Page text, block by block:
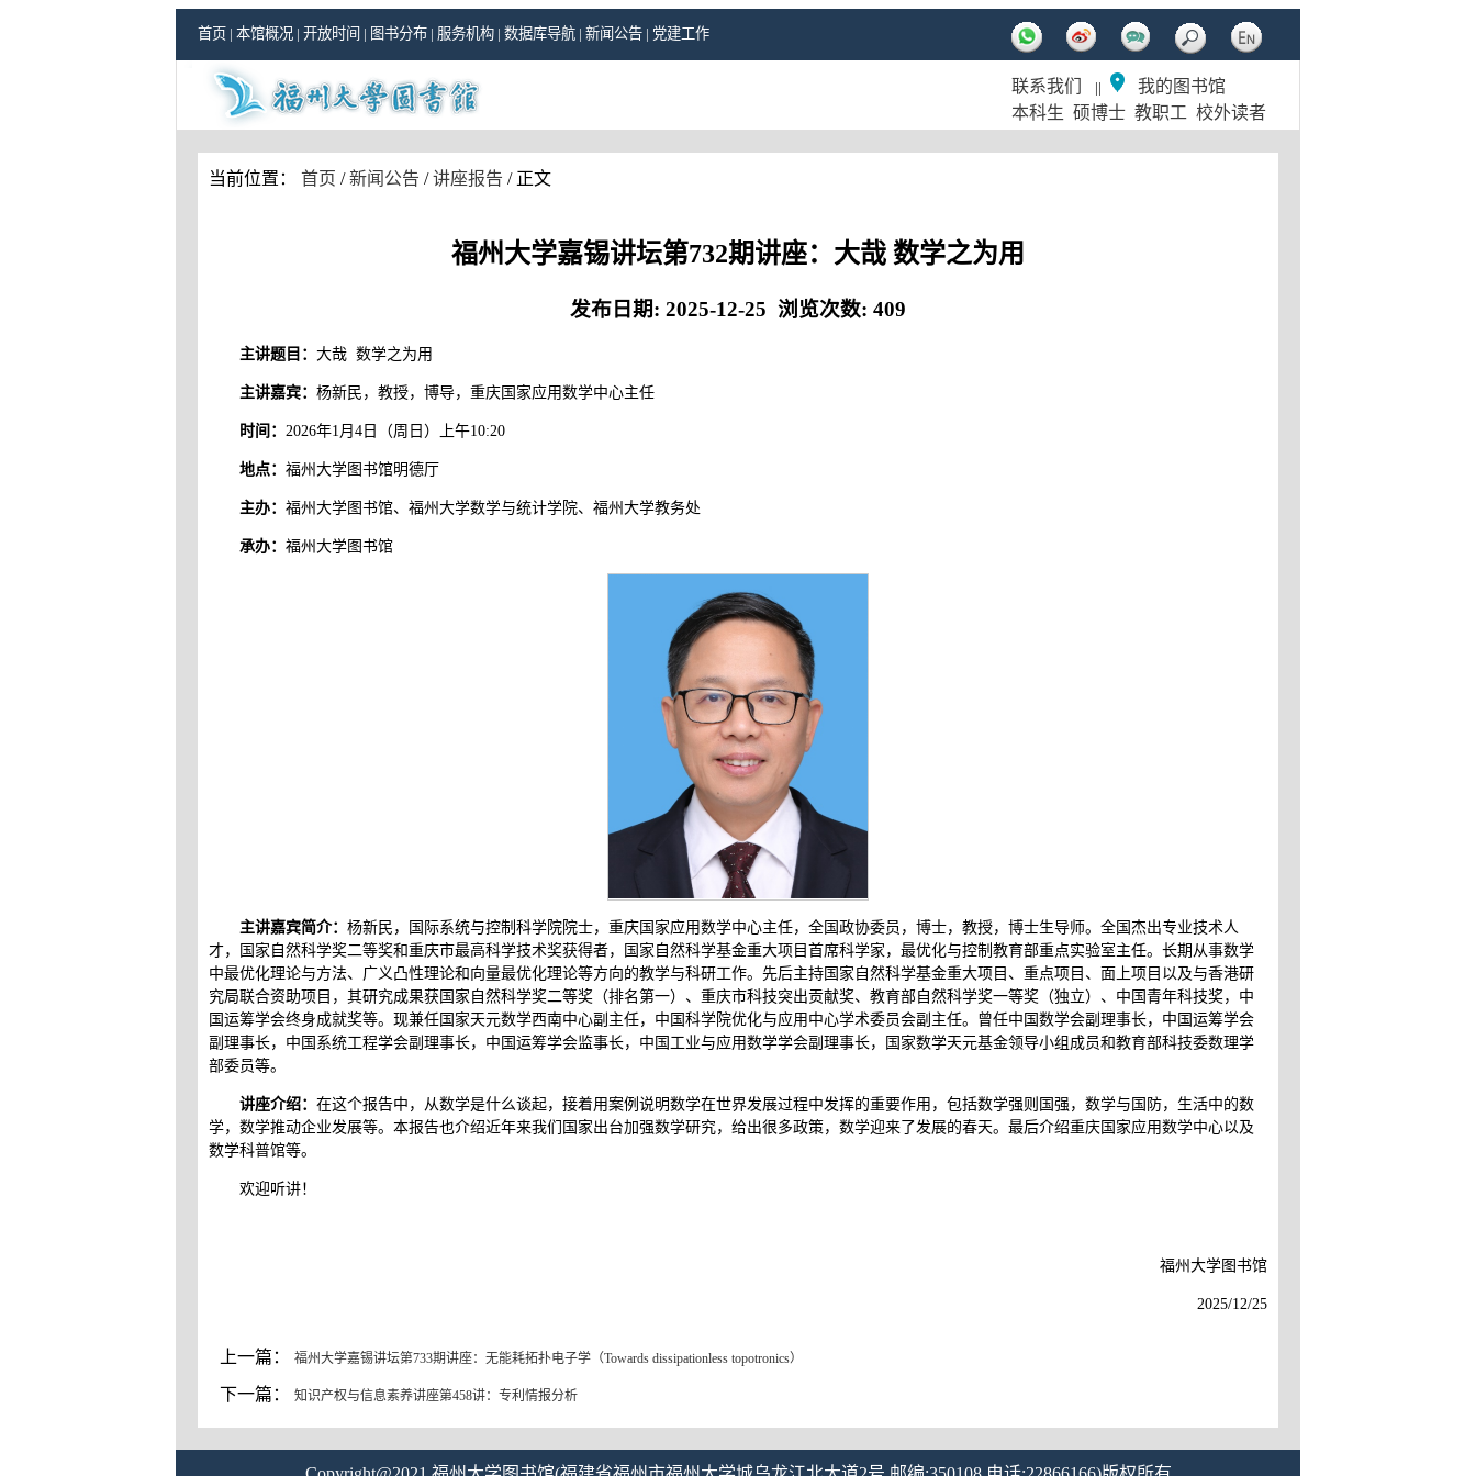
首页 | 本馆概况 | 开放时间 | 图书分布 | 服务机构 | 数据库导航 | 新闻公告 | 党建工作
联系我们 ||
我的图书馆
本科生 硕博士 教职工 校外读者
当前位置： 首页 /新闻公告 /讲座报告 / 正文
福州大学嘉锡讲坛第732期讲座：大哉 数学之为用
发布日期: 2025-12-25 浏览次数: 409
主讲题目： 大哉 数学之为用
主讲嘉宾： 杨新民，教授，博导，重庆国家应用数学中心主任
时间： 2026年1月4日（周日）上午10:20
地点： 福州大学图书馆明德厅
主办： 福州大学图书馆、福州大学数学与统计学院、福州大学教务处
承办： 福州大学图书馆
主讲嘉宾简介： 杨新民，国际系统与控制科学院院士，重庆国家应用数学中心主任，全国政协委员，博士，教授，博士生导师。全国杰出专业技术人
才，国家自然科学奖二等奖和重庆市最高科学技术奖获得者，国家自然科学基金重大项目首席科学家，最优化与控制教育部重点实验室主任。长期从事数学
中最优化理论与方法、广义凸性理论和向量最优化理论等方向的教学与科研工作。先后主持国家自然科学基金重大项目、重点项目、面上项目以及与香港研
究局联合资助项目，其研究成果获国家自然科学奖二等奖（排名第一）、重庆市科技突出贡献奖、教育部自然科学奖一等奖（独立）、中国青年科技奖，中
国运筹学会终身成就奖等。现兼任国家天元数学西南中心副主任，中国科学院优化与应用中心学术委员会副主任。曾任中国数学会副理事长，中国运筹学会
副理事长，中国系统工程学会副理事长，中国运筹学会监事长，中国工业与应用数学学会副理事长，国家数学天元基金领导小组成员和教育部科技委数理学
部委员等。
讲座介绍： 在这个报告中，从数学是什么谈起，接着用案例说明数学在世界发展过程中发挥的重要作用，包括数学强则国强，数学与国防，生活中的数
学，数学推动企业发展等。本报告也介绍近年来我们国家出台加强数学研究，给出很多政策，数学迎来了发展的春天。最后介绍重庆国家应用数学中心以及
数学科普馆等。
欢迎听讲！
福州大学图书馆
2025/12/25
上一篇： 福州大学嘉锡讲坛第733期讲座：无能耗拓扑电子学（Towards dissipationless topotronics）
下一篇： 知识产权与信息素养讲座第458讲：专利情报分析